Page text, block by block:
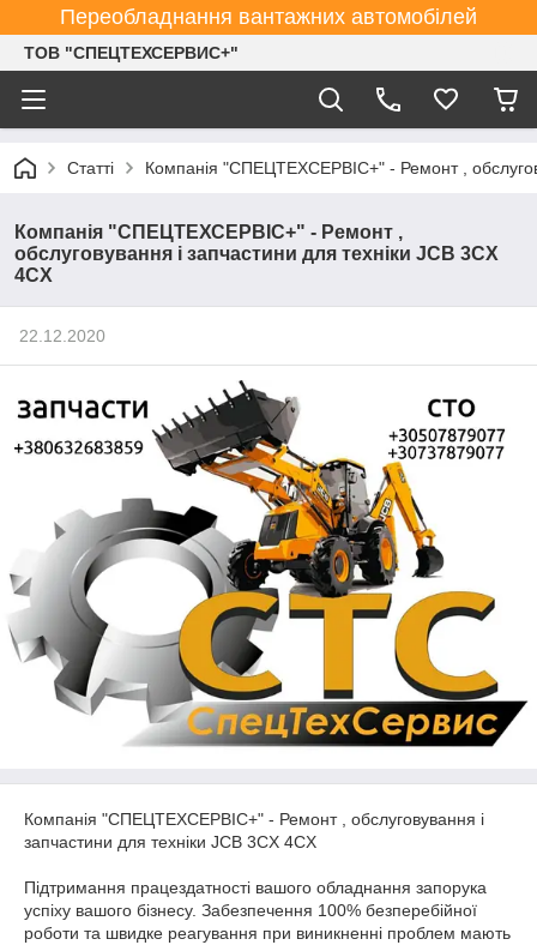
Переобладнання вантажних автомобілей
ТОВ "СПЕЦТЕХСЕРВИС+"
Статті Компанія "СПЕЦТЕХСЕРВІС+" - Ремонт ,
Компанія "СПЕЦТЕХСЕРВІС+" - Ремонт ,
обслуговування і запчастини для техніки JCB 3CX
4CX
22.12.2020
Компанія "СПЕЦТЕХСЕРВІС+" - Ремонт , обслуговування і
запчастини для техніки JCB 3CX 4CX
Підтримання працездатності вашого обладнання запорука
успіху вашого бізнесу. Забезпечення 100% безперебійної
роботи та швидке реагування при виникненні проблем мають